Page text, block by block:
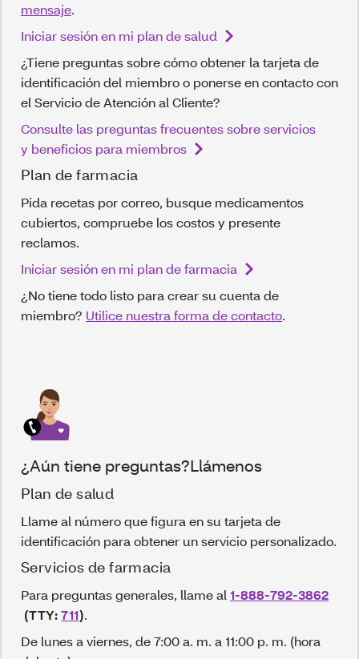
mensaje.
Iniciar sesión en mi plan de salud
¿Tiene preguntas sobre cómo obtener la tarjeta de
identificación del miembro o ponerse en contacto con
el Servicio de Atención al Cliente?
Consulte las preguntas frecuentes sobre servicios
y beneficios para miembros
Plan de farmacia
Pida recetas por correo, busque medicamentos
cubiertos, compruebe los costos y presente
reclamos.
Iniciar sesión en mi plan de farmacia
¿No tiene todo listo para crear su cuenta de
miembro? Utilice nuestra forma de contacto.
¿Aún tiene preguntas?Llámenos
Plan de salud
Llame al número que figura en su tarjeta de
identificación para obtener un servicio personalizado.
Servicios de farmacia
Para preguntas generales, llame al 1-888-792-3862
(TTY:711).
De lunes a viernes, de 7:00 a. m. a 11:00 p. m. (hora